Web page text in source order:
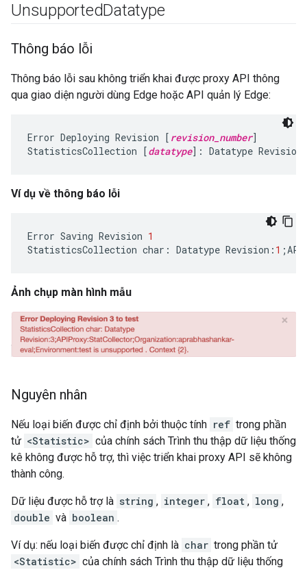
UnsupportedDatatype
Thông báo lỗi
Thông báo lỗi sau không triển khai được proxy API thông
qua giao diện người dùng Edge hoặc API quản lý Edge:
Error Deploying Revision [ revision_number]
StatisticsCollection [datatype]: Datatype
Ví dụ về thông báo lỗi
Error Saving Revision 1
StatisticsCollection char : Datatype Revision : 1 ;
Ảnh chụp màn hình mẫu
Nguyên nhân
Nếu loại biến được chỉ định bởi thuộc tính ref trong phần
tử <Statistic> của chính sách Trình thu thập dữ liệu thống
kê không được hỗ trợ, thì việc triển khai proxy API sẽ không
thành công.
Dữ liệu được hỗ trợ là string , integer , float , long ,
double và boolean .
Ví dụ: nếu loại biến được chỉ định là char trong phần tử
<Statistic> của chính sách Trình thu thập dữ liệu thống